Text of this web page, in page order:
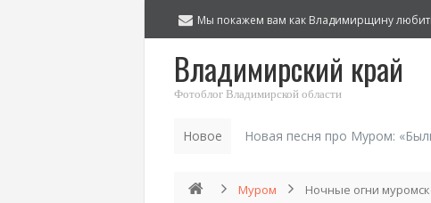
Мы покажем вам как Владимирщину
Владимирский край
Фотоблог Владимирской области
Новое Новая песня про Муром:
Муром Ночные огни